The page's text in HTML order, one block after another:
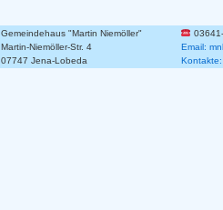
Gemeindehaus "Martin Niemöller"
Martin-Niemöller-Str. 4
Email:
07747 Jena-Lobeda